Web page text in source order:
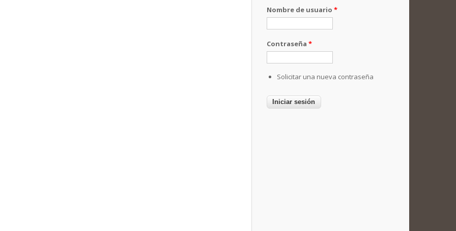
Nombre de usuario *
Contraseña *
Solicitar una nueva contraseña